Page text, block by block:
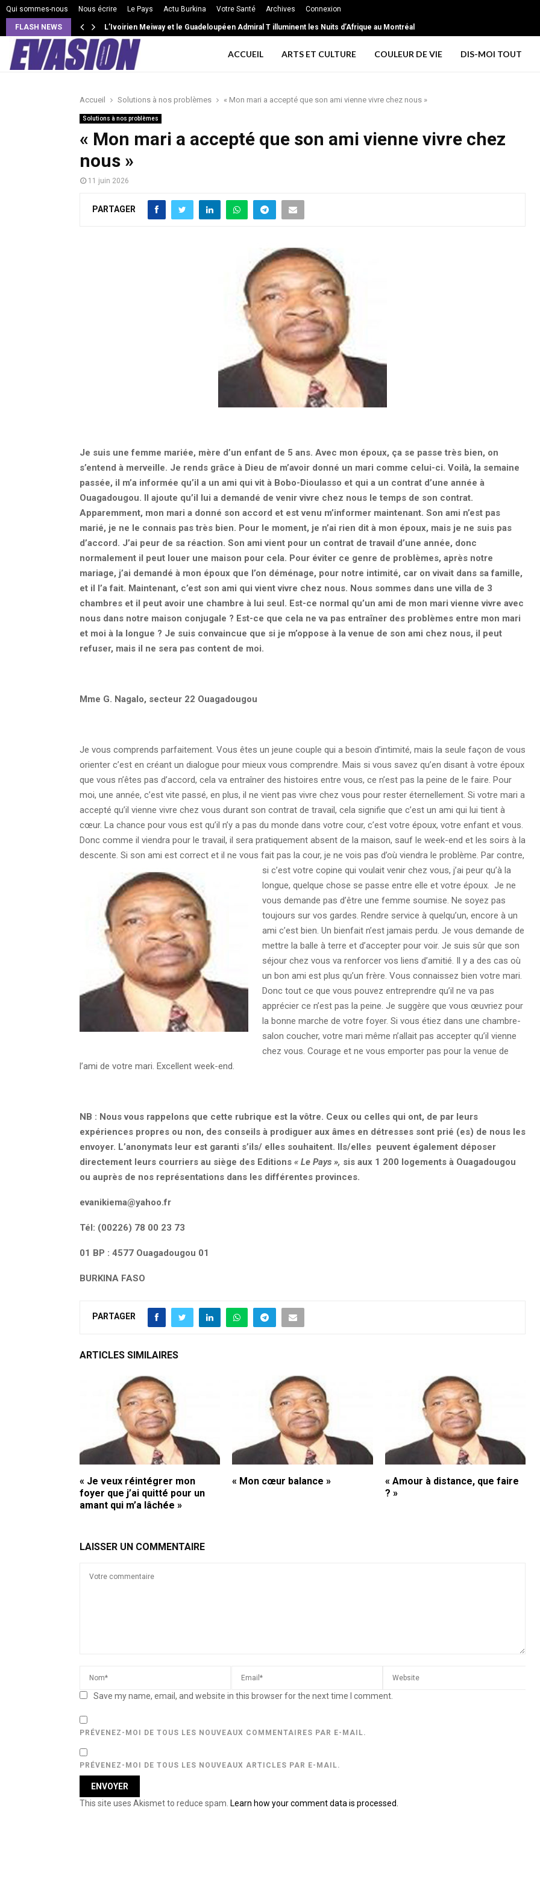
Qui sommes-nous Nous écrire Le Pays Actu Burkina Votre Santé Archives Connexion
FLASH NEWS L’Ivoirien Meiway et le Guadeloupéen Admiral T illuminent les Nuits d’Afrique au Montréal
ACCUEIL ARTS ET CULTURE COULEUR DE VIE DIS-MOI TOUT
Accueil Solutions à nos problèmes « Mon mari a accepté que son ami vienne vivre chez nous »
Solutions à nos problèmes
« Mon mari a accepté que son ami vienne vivre chez
nous »
11 juin 2026
PARTAGER
Je suis une femme mariée, mère d’un enfant de 5 ans. Avec mon époux, ça se passe très bien, on
s’entend à merveille. Je rends grâce à Dieu de m’avoir donné un mari comme celui-ci. Voilà, la semaine
passée, il m’a informée qu’il a un ami qui vit à Bobo-Dioulasso et qui a un contrat d’une année à
Ouagadougou. Il ajoute qu’il lui a demandé de venir vivre chez nous le temps de son contrat.
Apparemment, mon mari a donné son accord et est venu m’informer maintenant. Son ami n’est pas
marié, je ne le connais pas très bien. Pour le moment, je n’ai rien dit à mon époux, mais je ne suis pas
d’accord. J’ai peur de sa réaction. Son ami vient pour un contrat de travail d’une année, donc
normalement il peut louer une maison pour cela. Pour éviter ce genre de problèmes, après notre
mariage, j’ai demandé à mon époux que l’on déménage, pour notre intimité, car on vivait dans sa famille,
et il l’a fait. Maintenant, c’est son ami qui vient vivre chez nous. Nous sommes dans une villa de 3
chambres et il peut avoir une chambre à lui seul. Est-ce normal qu’un ami de mon mari vienne vivre avec
nous dans notre maison conjugale ? Est-ce que cela ne va pas entraîner des problèmes entre mon mari
et moi à la longue ? Je suis convaincue que si je m’oppose à la venue de son ami chez nous, il peut
refuser, mais il ne sera pas content de moi.
Mme G. Nagalo, secteur 22 Ouagadougou
Je vous comprends parfaitement. Vous êtes un jeune couple qui a besoin d’intimité, mais la seule façon de vous
orienter c’est en créant un dialogue pour mieux vous comprendre. Mais si vous savez qu’en disant à votre époux
que vous n’êtes pas d’accord, cela va entraîner des histoires entre vous, ce n’est pas la peine de le faire. Pour
moi, une année, c’est vite passé, en plus, il ne vient pas vivre chez vous pour rester éternellement. Si votre mari a
accepté qu’il vienne vivre chez vous durant son contrat de travail, cela signifie que c’est un ami qui lui tient à
cœur. La chance pour vous est qu’il n’y a pas du monde dans votre cour, c’est votre époux, votre enfant et vous.
Donc comme il viendra pour le travail, il sera pratiquement absent de la maison, sauf le week-end et les soirs à la
descente. Si son ami est correct et il ne vous fait pas la cour, je ne vois pas d’où viendra le problème. Par contre,
si c’est votre copine qui voulait venir chez vous, j’ai peur qu’à la
longue, quelque chose se passe entre elle et votre époux. Je ne
vous demande pas d’être une femme soumise. Ne soyez pas
toujours sur vos gardes. Rendre service à quelqu’un, encore à un
ami c’est bien. Un bienfait n’est jamais perdu. Je vous demande de
mettre la balle à terre et d’accepter pour voir. Je suis sûr que son
séjour chez vous va renforcer vos liens d’amitié. Il y a des cas où
un bon ami est plus qu’un frère. Vous connaissez bien votre mari.
Donc tout ce que vous pouvez entreprendre qu’il ne va pas
apprécier ce n’est pas la peine. Je suggère que vous œuvriez pour
la bonne marche de votre foyer. Si vous étiez dans une chambre-
salon coucher, votre mari même n’allait pas accepter qu’il vienne
chez vous. Courage et ne vous emporter pas pour la venue de
l’ami de votre mari. Excellent week-end.
NB : Nous vous rappelons que cette rubrique est la vôtre. Ceux ou celles qui ont, de par leurs
expériences propres ou non, des conseils à prodiguer aux âmes en détresses sont prié (es) de nous les
envoyer. L’anonymats leur est garanti s’ils/ elles souhaitent. Ils/elles peuvent également déposer
directement leurs courriers au siège des Editions « Le Pays », sis aux 1 200 logements à Ouagadougou
ou auprès de nos représentations dans les différentes provinces.
evanikiema@yahoo.fr
Tél: (00226) 78 00 23 73
01 BP : 4577 Ouagadougou 01
BURKINA FASO
PARTAGER
ARTICLES SIMILAIRES
« Je veux réintégrer mon
foyer que j’ai quitté pour un
amant qui m’a lâchée »
« Mon cœur balance »
« Amour à distance, que faire
? »
LAISSER UN COMMENTAIRE
Save my name, email, and website in this browser for the next time I comment.
PRÉVENEZ-MOI DE TOUS LES NOUVEAUX COMMENTAIRES PAR E-MAIL.
PRÉVENEZ-MOI DE TOUS LES NOUVEAUX ARTICLES PAR E-MAIL.
This site uses Akismet to reduce spam. Learn how your comment data is processed.